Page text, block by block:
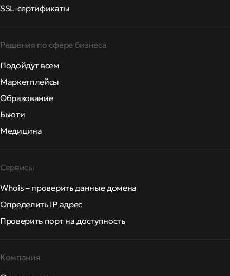
SSL-сертификаты
Решения по сфере бизнеса
Подойдут всем
Маркетплейсы
Образование
Бьюти
Медицина
Сервисы
Whois – проверить данные домена
Определить IP адрес
Проверить порт на доступность
Компания